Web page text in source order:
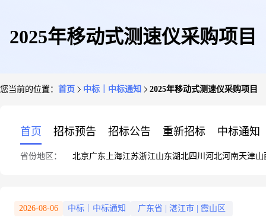
2025年移动式测速仪采购项目
您当前的位置： 首页 中标｜中标通知 2025年移动式测速仪采购项目
首页 招标预告 招标公告 重新招标 中标通知
省份地区： 北京广东 上海江苏浙江山东湖北四川 河北河南天津山
2026-08-06 中标｜中标通知 广东省 湛江市 霞山区